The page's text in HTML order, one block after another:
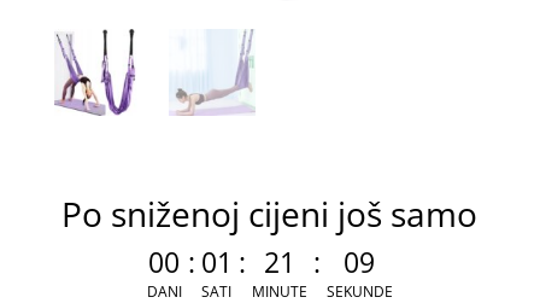
Po sniženoj cijeni još samo
00
DANI
: 01
SATI
: 21
MINUTE
: 08
SEKUNDE